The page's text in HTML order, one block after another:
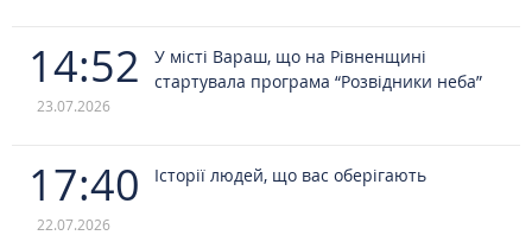
14:52
23.07.2026
У місті Вараш, що на Рівненщині
стартувала програма “Розвідники неба”
17:40
22.07.2026
Історії людей, що вас оберігають